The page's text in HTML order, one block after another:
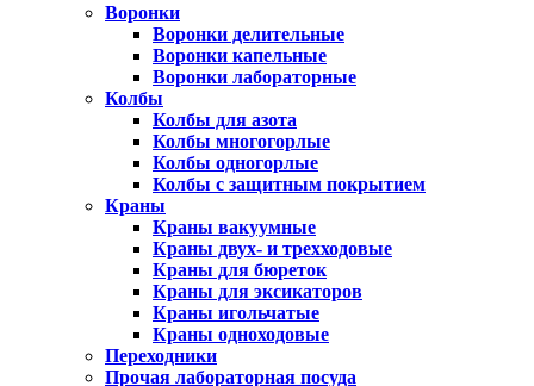
Воронки
Воронки делительные
Воронки капельные
Воронки лабораторные
Колбы
Колбы для азота
Колбы многогорлые
Колбы одногорлые
Колбы с защитным покрытием
Краны
Краны вакуумные
Краны двух- и трехходовые
Краны для бюреток
Краны для эксикаторов
Краны игольчатые
Краны одноходовые
Переходники
Прочая лабораторная посуда